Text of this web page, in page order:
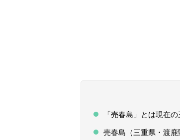
「売春島」とは現在
売春島（三重県・渡